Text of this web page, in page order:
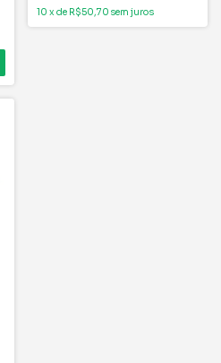
10 x de R$50,70 sem juros